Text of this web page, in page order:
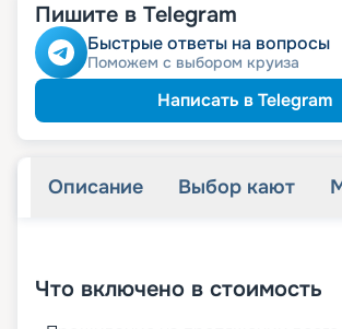
Пишите в Telegram
Быстрые ответы на вопросы
Поможем с выбором круиза
Написать в Telegram
Описание Выбор кают
Что включено в стоимость